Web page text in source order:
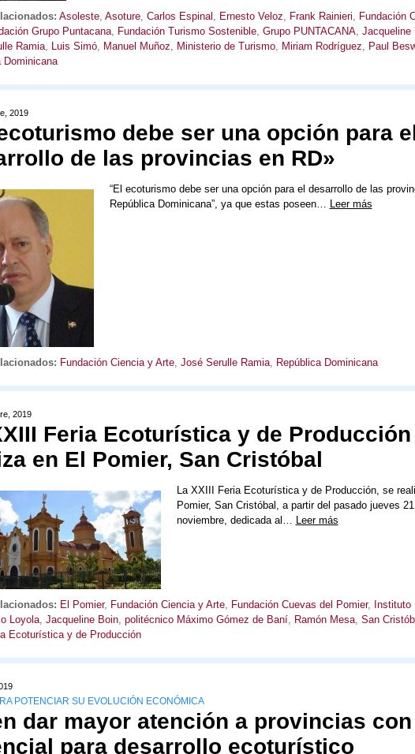
Asoleste, Asoture, Carlos Espinal , Ernesto Veloz, Frank Rainieri, Fundación
Grupo Puntacana, Fundación Turismo Sostenible, Grupo PUNTACANA, Jacqueline
Ramia, Luis Simó, Manuel Muñoz, Ministerio de Turismo, Miriam Rodríguez, Paul
Dominicana
2019
debe ser una opción para
de las provincias en RD»
“El ecoturismo debe ser una opción para el desarrollo de las
República Dominicana”, ya que estas poseen… Leer más
Fundación Ciencia y Arte, José Serulle Ramia, República Dominicana
2019
Feria Ecoturística y de Producción
en El Pomier, San Cristóbal
La XXIII Feria Ecoturística y de Producción, se
Pomier, San Cristóbal, a partir del pasado jueves 21
noviembre, dedicada al… Leer más
El Pomier, Fundación Ciencia y Arte, Fundación Cuevas del Pomier, Instituto
Loyola, Jacqueline Boin, politécnico Máximo Gómez de Baní, Ramón Mesa, San
Ecoturística y de Producción
POTENCIAR SU EVOLUCIÓN ECONÓMICA
dar mayor atención a provincias con
para desarrollo ecoturístico